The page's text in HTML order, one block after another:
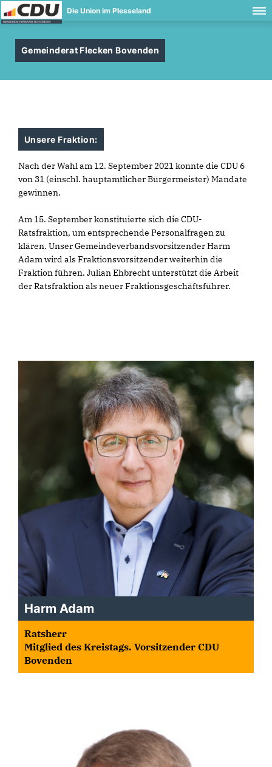
Die Union im Plesseland
Gemeinderat Flecken Bovenden
Unsere Fraktion:
Nach der Wahl am 12. September 2021 konnte die CDU 6
von 31 (einschl. hauptamtlicher Bürgermeister) Mandate
gewinnen.
Am 15. September konstituierte sich die CDU-
Ratsfraktion, um entsprechende Personalfragen zu
klären. Unser Gemeindeverbandsvorsitzender Harm
Adam wird als Fraktionsvorsitzender weiterhin die
Fraktion führen. Julian Ehbrecht unterstützt die Arbeit
der Ratsfraktion als neuer Fraktionsgeschäftsführer.
Harm Adam
Ratsherr
Mitglied des Kreistags. Vorsitzender CDU
Bovenden